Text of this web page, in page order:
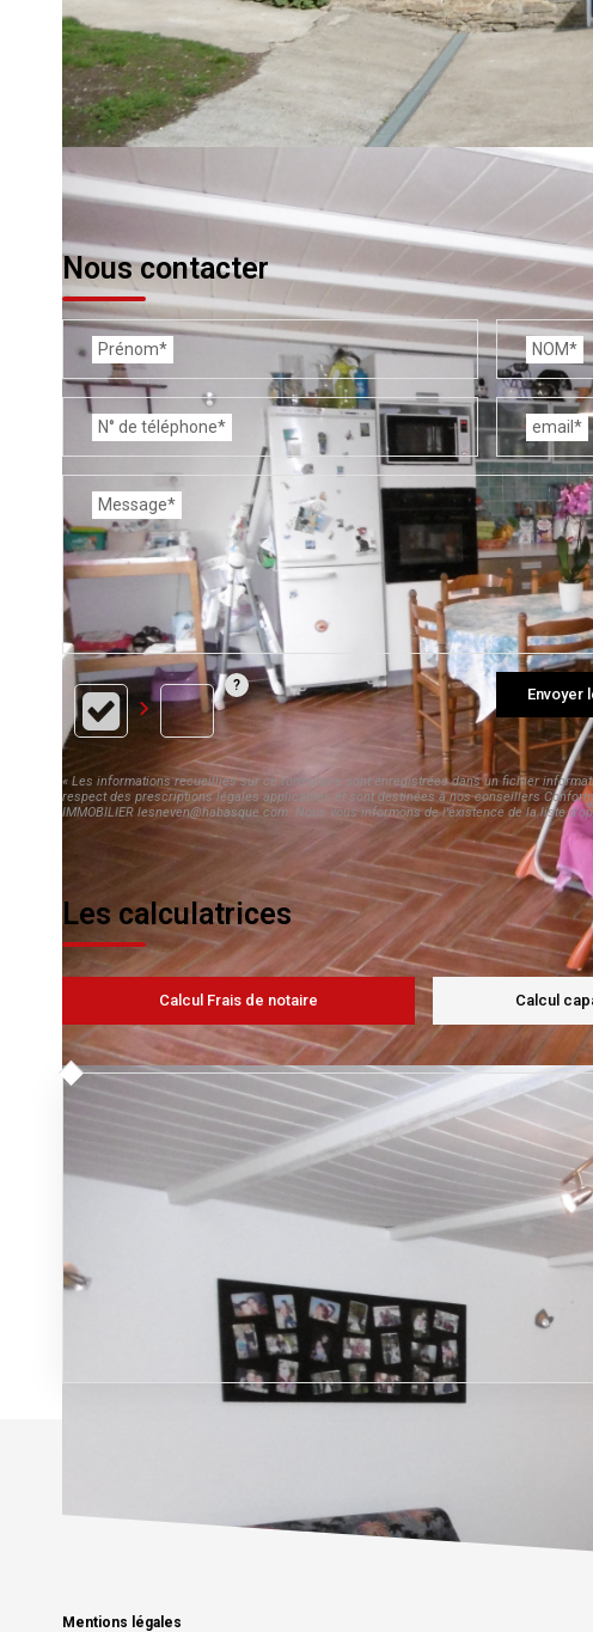
Chambre 3
Nous contacter
Prénom* NOM*
N° de téléphone* email*
Message*
Envoyer
« Les informations recueillies sur ce formulaire sont enregistrées dans un fichier
respect des prescriptions légales applicables et sont destinées à nos conseillers
IMMOBILIER lesneven@habasque.com. Nous vous informons de l'existence de la liste
Les calculatrices
Calcul Frais de notaire Calcul
Mentions légales